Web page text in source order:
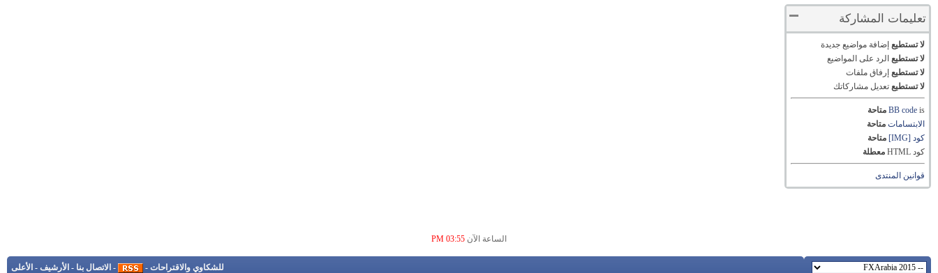
تعليمات المشاركة
لا تستطيع إضافة مواضيع جديدة
لا تستطيع الرد على المواضيع
لا تستطيع إرفاق ملفات
لا تستطيع تعديل مشاركاتك
BB codeis
متاحة
الابتسامات متاحة
كود [IMG]
متاحة
كود HTML
معطلة
قوانين المنتدى
الساعة الآن 03:55 PM
للشكاوي والاقتراحات -
- الاتصال بنا - الأرشيف - الأعلى